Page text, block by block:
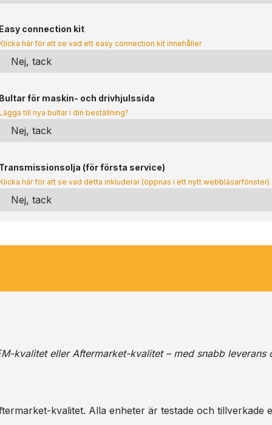
Easy connection kit
här för att se vad ett easy connection kit innehåller
Bultar för maskin- och drivhjulssida
till nya bultar i din beställning?
Transmissionsolja (för första service)
här för att se vad detta inkluderar (öppnas i ett nytt webbläsarfönster)
kvalitet eller Aftermarket-kvalitet – med snabb leverans
kvalitet. Alla enheter är testade och tillverkade